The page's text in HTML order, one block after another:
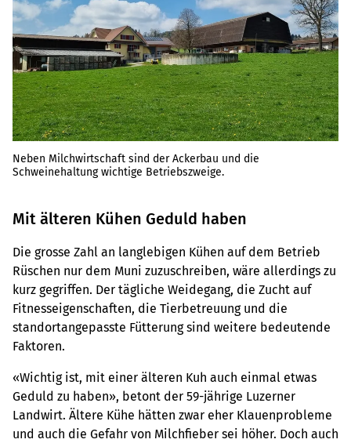
Neben Milchwirtschaft sind der Ackerbau und die
Schweinehaltung wichtige Betriebszweige.
Mit älteren Kühen Geduld haben
Die grosse Zahl an langlebigen Kühen auf dem Betrieb
Rüschen nur dem Muni zuzuschreiben, wäre allerdings zu
kurz gegriffen. Der tägliche Weidegang, die Zucht auf
Fitnesseigenschaften, die Tierbetreuung und die
standortangepasste Fütterung sind weitere bedeutende
Faktoren.
«Wichtig ist, mit einer älteren Kuh auch einmal etwas
Geduld zu haben», betont der 59-jährige Luzerner
Landwirt. Ältere Kühe hätten zwar eher Klauenprobleme
und auch die Gefahr von Milchfieber sei höher. Doch auch